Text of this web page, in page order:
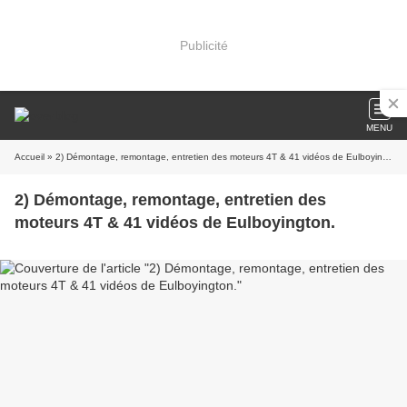
Publicité
MENU
Accueil » 2) Démontage, remontage, entretien des moteurs 4T & 41 vidéos de Eulboyington.
2) Démontage, remontage, entretien des
moteurs 4T & 41 vidéos de Eulboyington.